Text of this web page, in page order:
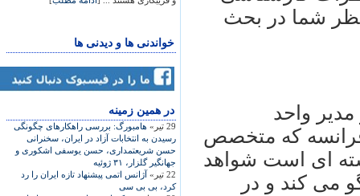
خواندنی ها و دیدنی ها
در همين زمينه
29 تیر»
هامبورگ: بررسی راهکار‌های چگونگی
رسيدن به انتخابات آزاد در ايران، سخنرانی
حسن شريعتمداری، حسن يوسفی اشکوری و
جهانگير گلزار، ۳۱ ژوئيه
22 تیر»
آژانس اتمی پیشنهاد تازه ایران را رد
کرد، بی بی سی
نظر شما در بحث
واحد
که متخصص
ای است شواهد
می کند و در